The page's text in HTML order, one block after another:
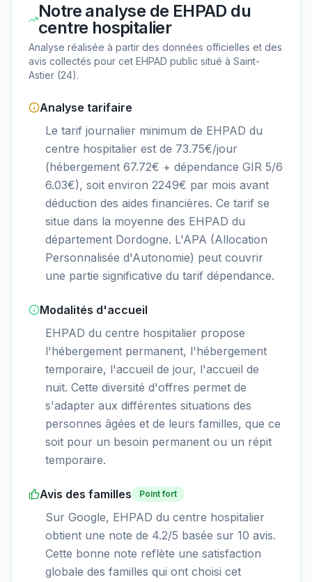
Notre analyse de EHPAD du
centre hospitalier
Analyse réalisée à partir des données officielles et des
avis collectés pour cet EHPAD public situé à Saint-
Astier (24).
Analyse tarifaire
Le tarif journalier minimum de EHPAD du
centre hospitalier est de 73.75€/jour
(hébergement 67.72€ + dépendance GIR 5/6
6.03€), soit environ 2249€ par mois avant
déduction des aides financières. Ce tarif se
situe dans la moyenne des EHPAD du
département Dordogne. L'APA (Allocation
Personnalisée d'Autonomie) peut couvrir
une partie significative du tarif dépendance.
Modalités d'accueil
EHPAD du centre hospitalier propose
l'hébergement permanent, l'hébergement
temporaire, l'accueil de jour, l'accueil de
nuit. Cette diversité d'offres permet de
s'adapter aux différentes situations des
personnes âgées et de leurs familles, que ce
soit pour un besoin permanent ou un répit
temporaire.
Avis des familles Point fort
Sur Google, EHPAD du centre hospitalier
obtient une note de 4.2/5 basée sur 10 avis.
Cette bonne note reflète une satisfaction
globale des familles qui ont choisi cet